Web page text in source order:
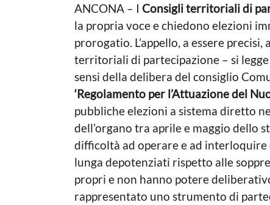
a
n
n
i
a
g
o
i
t
c
a
L
o
c
a
l
e
o
ANCONA – I Consigli territoriali di
la propria voce e chiedono elezioni
prorogatio. L’appello, a essere precisi,
territoriali di partecipazione – si
sensi della delibera del consiglio
‘Regolamento per l’Attuazione del
pubbliche elezioni a sistema diretto
dell’organo tra aprile e maggio dello
difficoltà ad operare e ad interloquire
lunga depotenziati rispetto alle
propri e non hanno potere
rappresentato uno strumento di